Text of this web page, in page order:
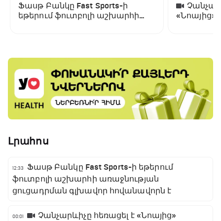
Ֆասթ Բանկը Fast Sports-ի
եթերում ֆուտբոլի աշխարհի
«Նոայից»
Լրահոս
12:33
Ֆասթ Բանկը Fast Sports-ի եթերում
ֆուտբոլի աշխարհի առաջնության
ցուցադրման գլխավոր հովանավորն է
00:01 Չանչարևիչը հեռացել է «Նոայից»